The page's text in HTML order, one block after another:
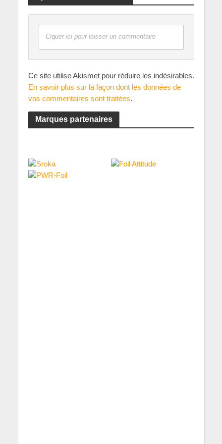
Ciquer ici pour laisser un commentaire
Ce site utilise Akismet pour réduire les indésirables.
En savoir plus sur la façon dont les données de
vos commentaires sont traitées.
Marques partenaires